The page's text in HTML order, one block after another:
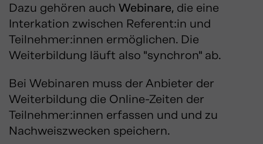
Dazu gehören auch Webinare, die eine
Interkation zwischen Referent:in und
Teilnehmer:innen ermöglichen. Die
Weiterbildung läuft also "synchron" ab.
Bei Webinaren muss der Anbieter der
Weiterbildung die Online-Zeiten der
Teilnehmer:innen erfassen und und zu
Nachweiszwecken speichern.